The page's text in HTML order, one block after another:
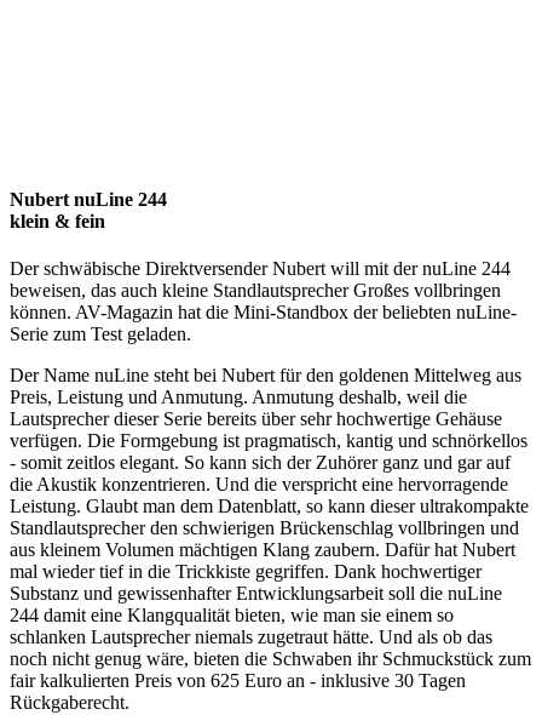
Nubert nuLine 244
klein & fein
Der schwäbische Direktversender Nubert will mit der nuLine 244
beweisen, das auch kleine Standlautsprecher Großes vollbringen
können. AV-Magazin hat die Mini-Standbox der beliebten nuLine-
Serie zum Test geladen.
Der Name nuLine steht bei Nubert für den goldenen Mittelweg aus
Preis, Leistung und Anmutung. Anmutung deshalb, weil die
Lautsprecher dieser Serie bereits über sehr hochwertige Gehäuse
verfügen. Die Formgebung ist pragmatisch, kantig und schnörkellos
- somit zeitlos elegant. So kann sich der Zuhörer ganz und gar auf
die Akustik konzentrieren. Und die verspricht eine hervorragende
Leistung. Glaubt man dem Datenblatt, so kann dieser ultrakompakte
Standlautsprecher den schwierigen Brückenschlag vollbringen und
aus kleinem Volumen mächtigen Klang zaubern. Dafür hat Nubert
mal wieder tief in die Trickkiste gegriffen. Dank hochwertiger
Substanz und gewissenhafter Entwicklungsarbeit soll die nuLine
244 damit eine Klangqualität bieten, wie man sie einem so
schlanken Lautsprecher niemals zugetraut hätte. Und als ob das
noch nicht genug wäre, bieten die Schwaben ihr Schmuckstück zum
fair kalkulierten Preis von 625 Euro an - inklusive 30 Tagen
Rückgaberecht.